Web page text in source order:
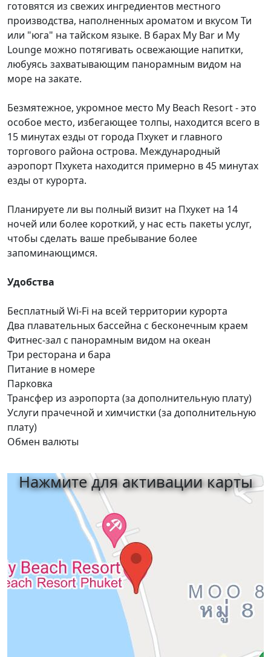
готовятся из свежих ингредиентов местного
производства, наполненных ароматом и вкусом Ти
или "юга" на тайском языке. В барах My Bar и My
Lounge можно потягивать освежающие напитки,
любуясь захватывающим панорамным видом на
море на закате.
Безмятежное, укромное место My Beach Resort - это
особое место, избегающее толпы, находится всего в
15 минутах езды от города Пхукет и главного
торгового района острова. Международный
аэропорт Пхукета находится примерно в 45 минутах
езды от курорта.
Планируете ли вы полный визит на Пхукет на 14
ночей или более короткий, у нас есть пакеты услуг,
чтобы сделать ваше пребывание более
запоминающимся.
Удобства
Бесплатный Wi-Fi на всей территории курорта
Два плавательных бассейна с бесконечным краем
Фитнес-зал с панорамным видом на океан
Три ресторана и бара
Питание в номере
Парковка
Трансфер из аэропорта (за дополнительную плату)
Услуги прачечной и химчистки (за дополнительную
плату)
Обмен валюты
Нажмите для активации карты